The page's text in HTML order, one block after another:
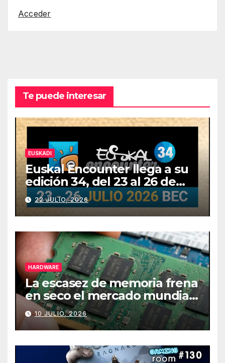
Acceder
Te puede interesar
EUSKADI
Euskal Encounter llega a su
edición 34, del 23 al 26 de
julio
22 JULIO, 2026
HARDWARE
La escasez de memoria frena
en seco el mercado mundial
de PCs
10 JULIO, 2026